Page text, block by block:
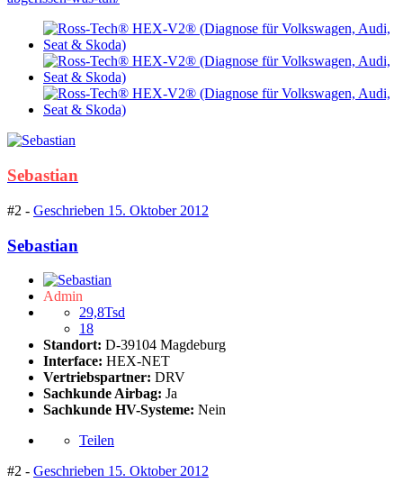
Sebastian
#2 - Geschrieben 15. Oktober 2012
Sebastian
Admin
29,8Tsd
18
Standort: D-39104 Magdeburg
Interface: HEX-NET
Vertriebspartner: DRV
Sachkunde Airbag: Ja
Sachkunde HV-Systeme: Nein
Teilen
#2 - Geschrieben 15. Oktober 2012